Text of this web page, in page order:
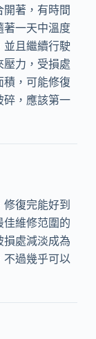
著，有時間
著一天中溫度
並且繼續行駛
壓力，受損處
積，可能修復
碎，應該第一
復完能好到
佳維修范圍的
處減淡成為
不過幾乎可以